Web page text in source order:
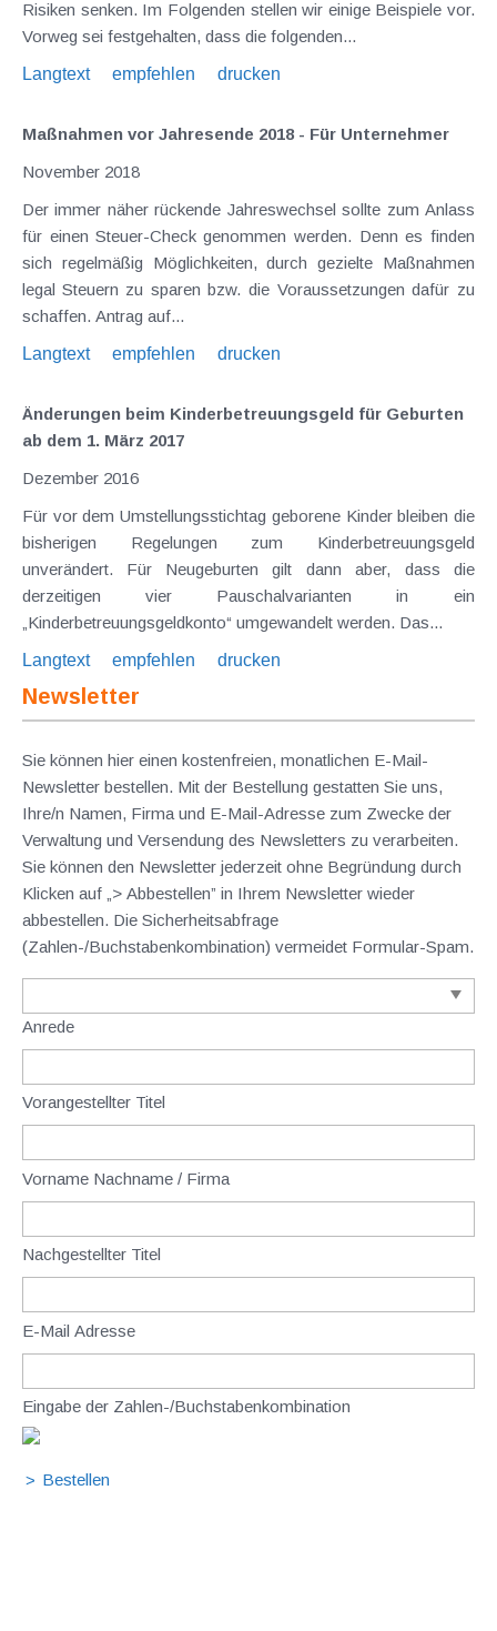
Risiken senken. Im Folgenden stellen wir einige Beispiele vor.
Vorweg sei festgehalten, dass die folgenden...
Langtext
empfehlen drucken
Maßnahmen vor Jahresende 2018 - Für Unternehmer
November 2018
Der immer näher rückende Jahreswechsel sollte zum Anlass
für einen Steuer-Check genommen werden. Denn es finden
sich regelmäßig Möglichkeiten, durch gezielte Maßnahmen
legal Steuern zu sparen bzw. die Voraussetzungen dafür zu
schaffen. Antrag auf...
Langtext
empfehlen drucken
Änderungen beim Kinderbetreuungsgeld für Geburten
ab dem 1. März 2017
Dezember 2016
Für vor dem Umstellungsstichtag geborene Kinder bleiben die
bisherigen Regelungen zum Kinderbetreuungsgeld
unverändert. Für Neugeburten gilt dann aber, dass die
derzeitigen vier Pauschalvarianten in ein
„Kinderbetreuungsgeldkonto“ umgewandelt werden. Das...
Langtext
empfehlen drucken
Newsletter
Sie können hier einen kostenfreien, monatlichen E-Mail-
Newsletter bestellen. Mit der Bestellung gestatten Sie uns,
Ihre/n Namen, Firma und E-Mail-Adresse zum Zwecke der
Verwaltung und Versendung des Newsletters zu verarbeiten.
Sie können den Newsletter jederzeit ohne Begründung durch
Klicken auf „> Abbestellen” in Ihrem Newsletter wieder
abbestellen. Die Sicherheitsabfrage
(Zahlen-/Buchstabenkombination) vermeidet Formular-Spam.
Anrede
Vorangestellter Titel
Vorname Nachname / Firma
Nachgestellter Titel
E-Mail Adresse
Eingabe der Zahlen-/Buchstabenkombination